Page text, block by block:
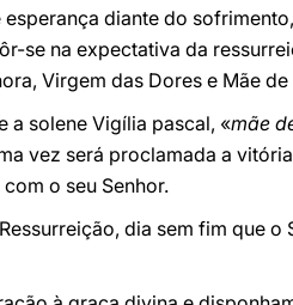
diante do
se na expectativa da
Virgem das Dores e Mãe
a solene Vigília pascal, «mãe
vez será proclamada a
o seu Senhor.
dia sem fim que